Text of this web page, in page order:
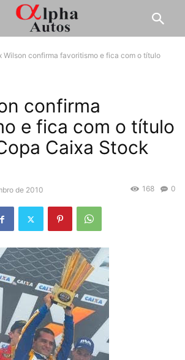
Wilson confirma favoritismo e fica com o título
confirma
e fica com o título
Caixa Stock
de 2010 0
168